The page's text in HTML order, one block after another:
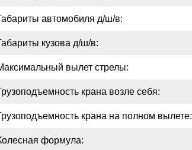
автомобиля д/ш/в:
кузова д/ш/в:
вылет стрелы:
крана возле себя:
крана на полном вылете:
формула: